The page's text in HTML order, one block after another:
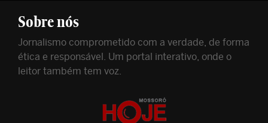
Sobre nós
Jornalismo comprometido com a verdade, de forma
ética e responsável. Um portal interativo, onde o
leitor também tem voz.